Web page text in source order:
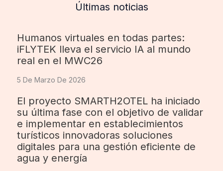
Últimas noticias
Humanos virtuales en todas partes:
iFLYTEK lleva el servicio IA al mundo
real en el MWC26
5 De Marzo De 2026
El proyecto SMARTH2OTEL ha iniciado
su última fase con el objetivo de validar
e implementar en establecimientos
turísticos innovadoras soluciones
digitales para una gestión eficiente de
agua y energía